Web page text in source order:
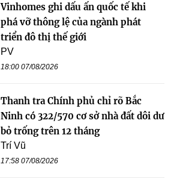
Vinhomes ghi dấu ấn quốc tế khi
phá vỡ thông lệ của ngành phát
triển đô thị thế giới
PV
18:00 07/08/2026
Thanh tra Chính phủ chỉ rõ Bắc
Ninh có 322/570 cơ sở nhà đất dôi dư
bỏ trống trên 12 tháng
Trí Vũ
17:58 07/08/2026